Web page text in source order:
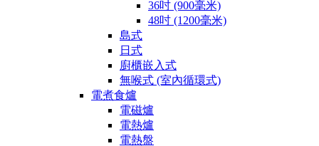
36吋 (900毫米)
48吋 (1200毫米)
島式
日式
廚櫃嵌入式
無喉式 (室內循環式)
電煮食爐
電磁爐
電熱爐
電熱盤